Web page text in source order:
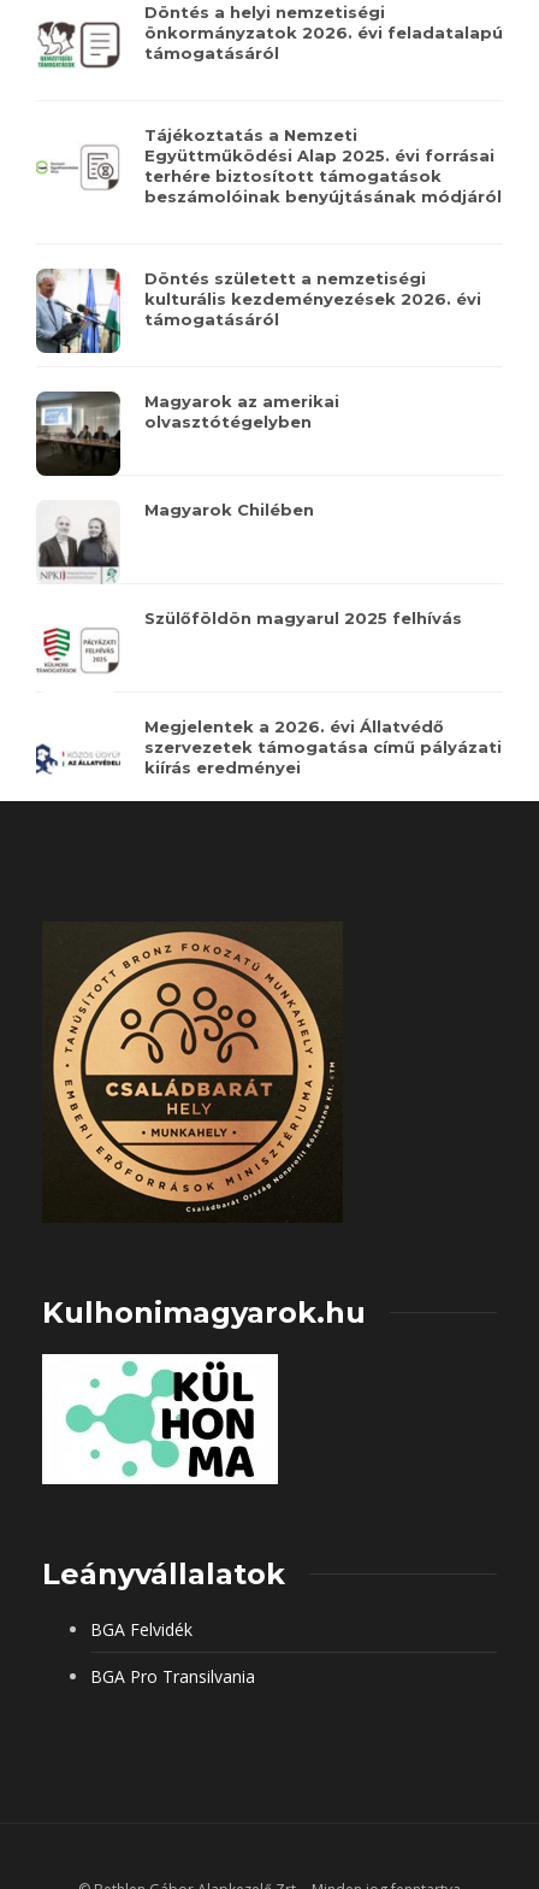
Döntés a helyi nemzetiségi
önkormányzatok 2026. évi feladatalapú
támogatásáról
Tájékoztatás a Nemzeti
Együttműködési Alap 2025. évi forrásai
terhére biztosított támogatások
beszámolóinak benyújtásának módjáról
Döntés született a nemzetiségi
kulturális kezdeményezések 2026. évi
támogatásáról
Magyarok az amerikai
olvasztótégelyben
Magyarok Chilében
Szülőföldön magyarul 2025 felhívás
Megjelentek a 2026. évi Állatvédő
szervezetek támogatása című pályázati
kiírás eredményei
Kulhonimagyarok.hu
Leányvállalatok
BGA Felvidék
BGA Pro Transilvania